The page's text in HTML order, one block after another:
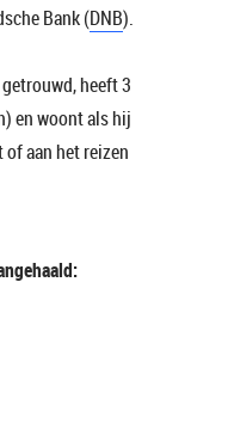
Bank (DNB).
heeft 3
en woont als hij
aan het reizen